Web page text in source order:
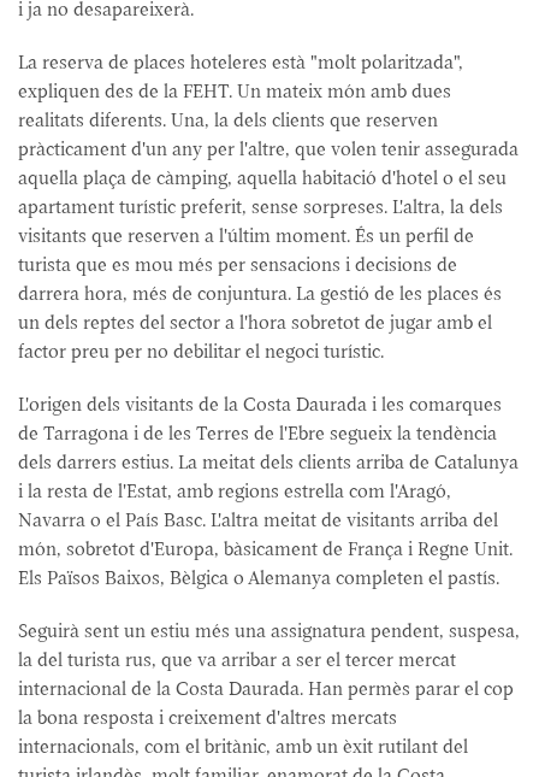
i ja no desapareixerà.
La reserva de places hoteleres està "molt polaritzada",
expliquen des de la FEHT. Un mateix món amb dues
realitats diferents. Una, la dels clients que reserven
pràcticament d'un any per l'altre, que volen tenir assegurada
aquella plaça de càmping, aquella habitació d'hotel o el seu
apartament turístic preferit, sense sorpreses. L'altra, la dels
visitants que reserven a l'últim moment. És un perfil de
turista que es mou més per sensacions i decisions de
darrera hora, més de conjuntura. La gestió de les places és
un dels reptes del sector a l'hora sobretot de jugar amb el
factor preu per no debilitar el negoci turístic.
L'origen dels visitants de la Costa Daurada i les comarques
de Tarragona i de les Terres de l'Ebre segueix la tendència
dels darrers estius. La meitat dels clients arriba de Catalunya
i la resta de l'Estat, amb regions estrella com l'Aragó,
Navarra o el País Basc. L'altra meitat de visitants arriba del
món, sobretot d'Europa, bàsicament de França i Regne Unit.
Els Països Baixos, Bèlgica o Alemanya completen el pastís.
Seguirà sent un estiu més una assignatura pendent, suspesa,
la del turista rus, que va arribar a ser el tercer mercat
internacional de la Costa Daurada. Han permès parar el cop
la bona resposta i creixement d'altres mercats
internacionals, com el britànic, amb un èxit rutilant del